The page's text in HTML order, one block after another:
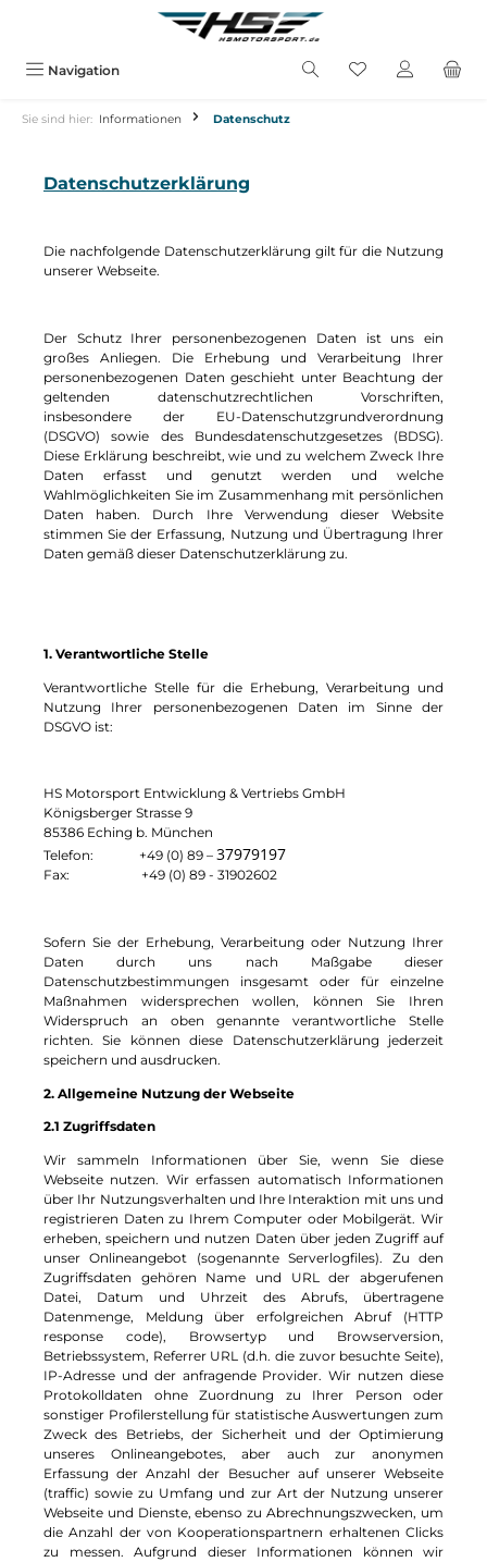
Navigation
Sie sind hier: Informationen Datenschutz
Datenschutzerklärung
Die nachfolgende Datenschutzerklärung gilt für die Nutzung
unserer Webseite.
Der Schutz Ihrer personenbezogenen Daten ist uns ein
großes Anliegen. Die Erhebung und Verarbeitung Ihrer
personenbezogenen Daten geschieht unter Beachtung der
geltenden datenschutzrechtlichen Vorschriften,
insbesondere der EU-Datenschutzgrundverordnung
(DSGVO) sowie des Bundesdatenschutzgesetzes (BDSG).
Diese Erklärung beschreibt, wie und zu welchem Zweck Ihre
Daten erfasst und genutzt werden und welche
Wahlmöglichkeiten Sie im Zusammenhang mit persönlichen
Daten haben. Durch Ihre Verwendung dieser Website
stimmen Sie der Erfassung, Nutzung und Übertragung Ihrer
Daten gemäß dieser Datenschutzerklärung zu.
1. Verantwortliche Stelle
Verantwortliche Stelle für die Erhebung, Verarbeitung und
Nutzung Ihrer personenbezogenen Daten im Sinne der
DSGVO ist:
HS Motorsport Entwicklung & Vertriebs GmbH
Königsberger Strasse 9
85386 Eching b. München
Telefon: +49 (0) 89 – 37979197
Fax: +49 (0) 89 - 31902602
Sofern Sie der Erhebung, Verarbeitung oder Nutzung Ihrer
Daten durch uns nach Maßgabe dieser
Datenschutzbestimmungen insgesamt oder für einzelne
Maßnahmen widersprechen wollen, können Sie Ihren
Widerspruch an oben genannte verantwortliche Stelle
richten. Sie können diese Datenschutzerklärung jederzeit
speichern und ausdrucken.
2. Allgemeine Nutzung der Webseite
2.1 Zugriffsdaten
Wir sammeln Informationen über Sie, wenn Sie diese
Webseite nutzen. Wir erfassen automatisch Informationen
über Ihr Nutzungsverhalten und Ihre Interaktion mit uns und
registrieren Daten zu Ihrem Computer oder Mobilgerät. Wir
erheben, speichern und nutzen Daten über jeden Zugriff auf
unser Onlineangebot (sogenannte Serverlogfiles). Zu den
Zugriffsdaten gehören Name und URL der abgerufenen
Datei, Datum und Uhrzeit des Abrufs, übertragene
Datenmenge, Meldung über erfolgreichen Abruf (HTTP
response code), Browsertyp und Browserversion,
Betriebssystem, Referrer URL (d.h. die zuvor besuchte Seite),
IP-Adresse und der anfragende Provider. Wir nutzen diese
Protokolldaten ohne Zuordnung zu Ihrer Person oder
sonstiger Profilerstellung für statistische Auswertungen zum
Zweck des Betriebs, der Sicherheit und der Optimierung
unseres Onlineangebotes, aber auch zur anonymen
Erfassung der Anzahl der Besucher auf unserer Webseite
(traffic) sowie zu Umfang und zur Art der Nutzung unserer
Webseite und Dienste, ebenso zu Abrechnungszwecken, um
die Anzahl der von Kooperationspartnern erhaltenen Clicks
zu messen. Aufgrund dieser Informationen können wir